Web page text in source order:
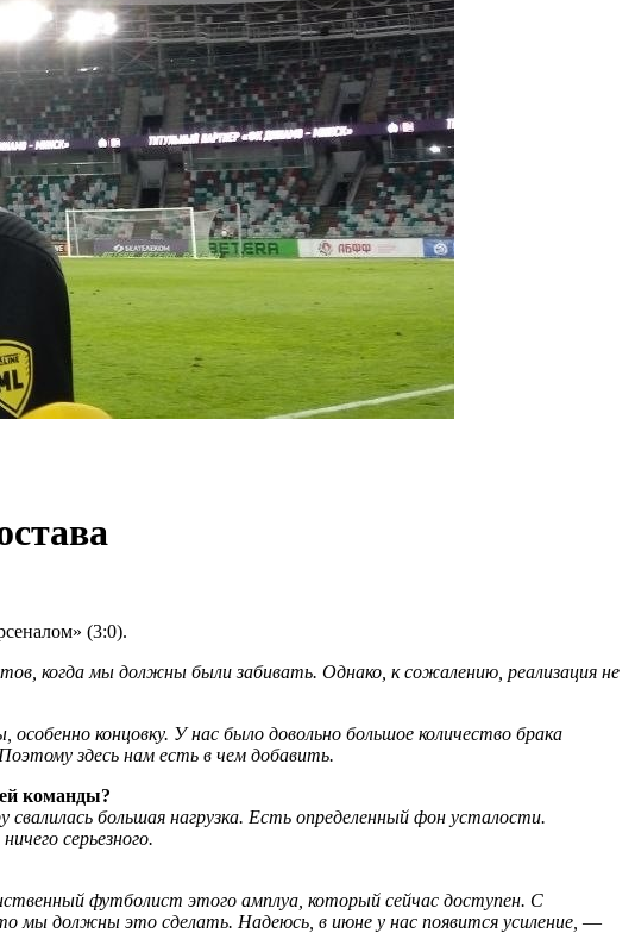
(3:0).
когда мы должны были забивать. Однако, к сожалению, реализация не
концовку. У нас было довольно большое количество брака
здесь нам есть в чем добавить.
команды?
большая нагрузка. Есть определенный фон усталости.
серьезного.
футболист этого амплуа, который сейчас доступен. С
мы должны это сделать. Надеюсь, в июне у нас появится усиление, —